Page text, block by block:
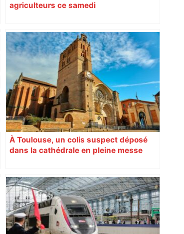
agriculteurs ce samedi
À Toulouse, un colis suspect déposé
dans la cathédrale en pleine messe